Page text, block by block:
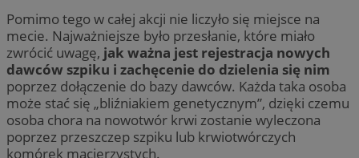
Pomimo tego w całej akcji nie liczyło się miejsce na
mecie. Najważniejsze było przesłanie, które miało
zwrócić uwagę, jak ważna jest rejestracja nowych
dawców szpiku i zachęcenie do dzielenia się nim
poprzez dołączenie do bazy dawców. Każda taka osoba
może stać się „bliźniakiem genetycznym”, dzięki czemu
osoba chora na nowotwór krwi zostanie wyleczona
poprzez przeszczep szpiku lub krwiotwórczych
komórek macierzystych.